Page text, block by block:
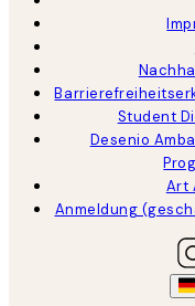
Student
Desenio
Art
Anmeldung